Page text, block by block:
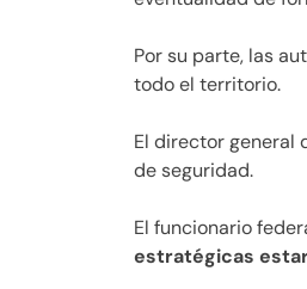
Por su parte, las
todo el territorio.
El director general
de seguridad.
El funcionario
estratégicas